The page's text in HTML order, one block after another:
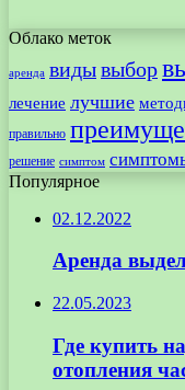
Облако меток
аренда видывыбор
лечение лучшие
правильно
решение симптом
Популярное
02.12.2022
Аренда
22.05.2023
Где купить
отопления